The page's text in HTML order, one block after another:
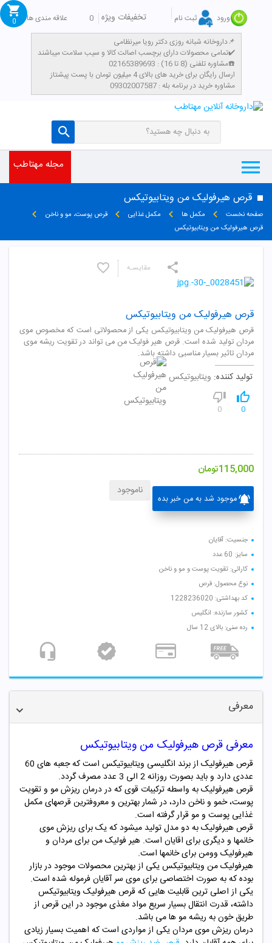
ورود ثبت نام تخفیفات ویژه 0
علاقه مندی ها
داروخانه شبانه روزی دکتر رویا میرنظامی📌
تمامی محصولات دارای برچسب اصالت کالا و سیب سلامت میباشند✔️
مشاوره تلفنی (8 تا 16) : 02165389693☎️
​ارسال رایگان برای خرید های بالای 4 میلیون تومان با پست پیشتاز
مشاوره خرید در برنامه بله : 09302007587
0
مجله مهتاطب
قرص هیرفولیک من ویتابیوتیکس
صفحه نخست مکمل ها مکمل غذایی
قرص پوست، مو و ناخن
قرص هیرفولیک من ویتابیوتیکس
قرص هیرفولیک من ویتابیوتیکس
قرص هیرفولیک من ویتابیوتیکس یکی از محصولاتی است که مخصوص موی
مردان تولید شده است. قرص هیر فولیک من می تواند در تقویت ریشه موی
مردان تاثیر بسیار مناسبی داشته باشد.
تولید کننده: ویتابیوتیکس
0
0
115,000تومان
موجود شد به من خبر بده
ناموجود
مقایسـه
جنسیت: آقایان
سایز: 60 عدد
کارائی: تقویت پوست و مو و ناخن
نوع محصول: قرص
کد بهداشتی: 1228236020
کشور سازنده: انگلیس
رده سنی: بالای 12 سال
معرفی
معرفی قرص هیرفولیک من ویتابیوتیکس
قرص هیرفولیک از برند انگلیسی ویتابیوتیکس است که جعبه های 60
عددی دارد و باید بصورت روزانه 2 الی 3 عدد مصرف گردد.
قرص هیرفولیک به واسطه ترکیبات قوی که در درمان ریزش مو و تقویت
پوست، خمو و ناخن دارد، در شمار بهترین و معروفترین قرصهای مکمل
غذایی پوست و مو قرار گرفته است.
قرص هیرفولیک به دو مدل تولید میشود که یک برای ریزش موی
خانمها و دیگری برای اقایان است. هیر فولیک من برای مردان و
هیرفولیک وومن برای خانمها است.
هیرفولیک من ویتابیوتیکس یکی از بهترین محصولات موجود در بازار
بوده که به صورت اختصاصی برای موی سر آقایان فرموله شده است.
یکی از اصلی ترین قابلیت هایی که قرص هیرفولیک ویتابیوتیکس
داشته، قدرت انتقال بسیار سریع مواد مغذی موجود در این قرص از
طریق خون به ریشه مو ها می باشد.
درمان ریزش موی مردان یکی از مواردی است که اهمیت بسیار زیادی